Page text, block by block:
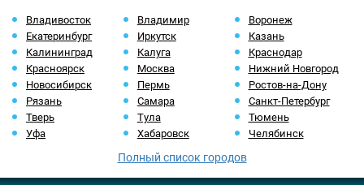
Владивосток Владимир
Воронеж
Екатеринбург
Иркутск
Казань
Калининград
Калуга
Краснодар
Красноярск
Москва
Нижний Новгород
Новосибирск
Пермь
Ростов-на-Дону
Рязань
Самара
Санкт-Петербург
Тверь
Тула
Тюмень
Уфа
Хабаровск Челябинск
Полный список городов